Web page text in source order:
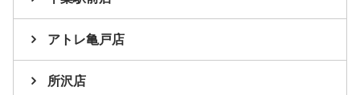
アトレ亀戸店
所沢店